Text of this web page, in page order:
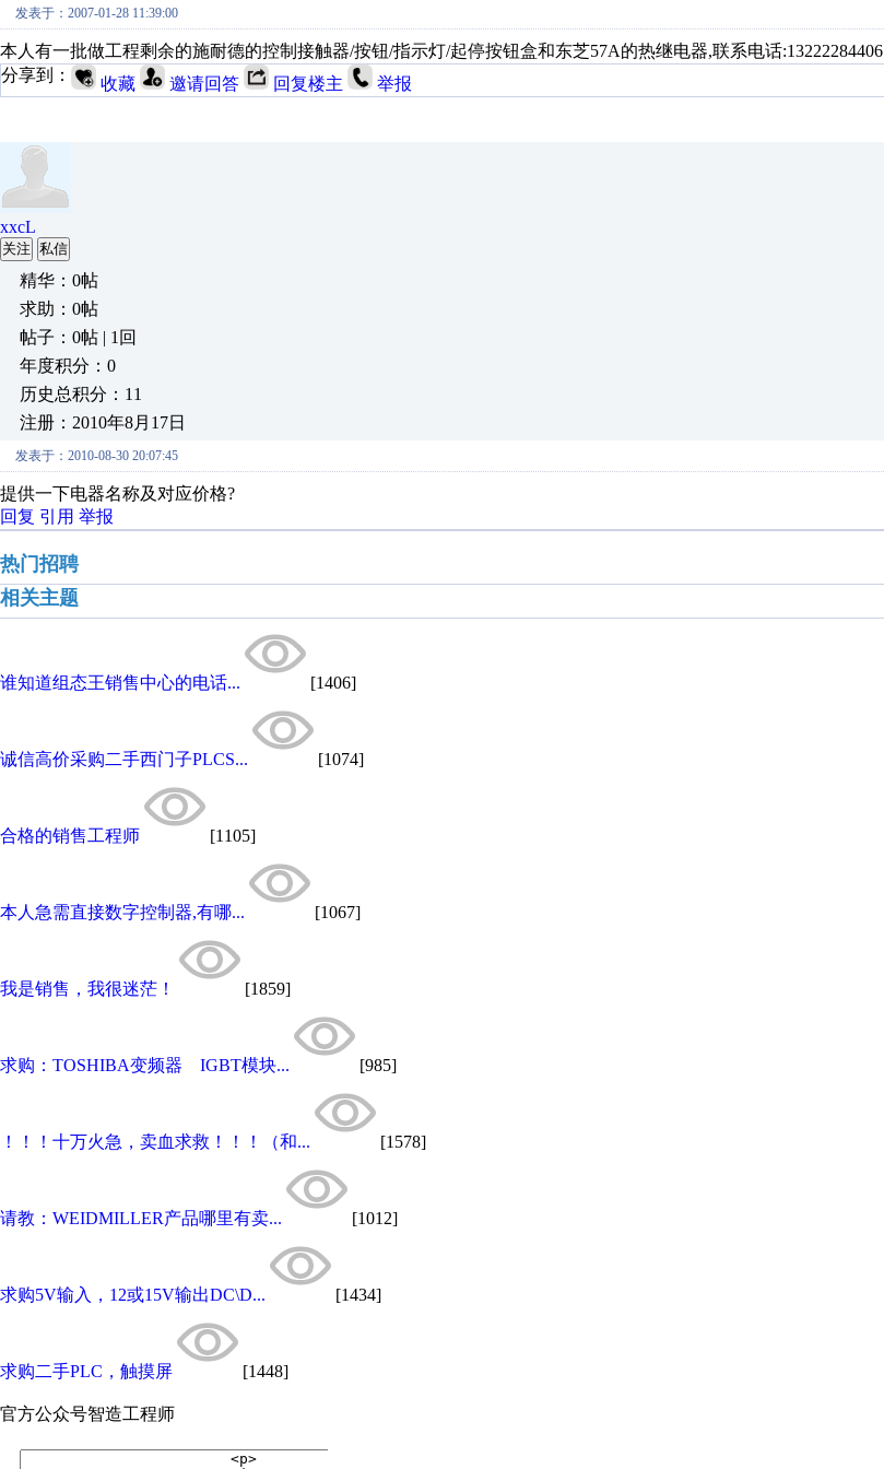
发表于：2007-01-28 11:39:00
本人有一批做工程剩余的施耐德的控制接触器/按钮/指示灯/起停按钮盒和东芝57A的热继电器,联系电话:13222284406
分享到：
收藏 邀请回答 回复楼主 举报
xxcL
关注 私信
精华：0帖
求助：0帖
帖子：0帖 | 1回
年度积分：0
历史总积分：11
注册：2010年8月17日
发表于：2010-08-30 20:07:45
提供一下电器名称及对应价格?
回复 引用 举报
热门招聘
相关主题
谁知道组态王销售中心的电话... [1406]
诚信高价采购二手西门子PLCS... [1074]
合格的销售工程师 [1105]
本人急需直接数字控制器,有哪... [1067]
我是销售，我很迷茫！ [1859]
求购：TOSHIBA变频器 IGBT模块... [985]
！！！十万火急，卖血求救！！！（和... [1578]
请教：WEIDMILLER产品哪里有卖... [1012]
求购5V输入，12或15V输出DC\D... [1434]
求购二手PLC，触摸屏 [1448]
官方公众号智造工程师